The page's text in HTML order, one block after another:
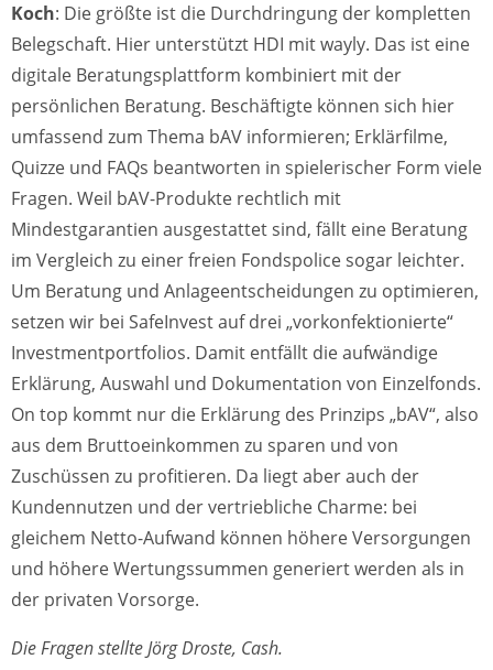
Koch: Die größte ist die Durchdringung der kompletten
Belegschaft. Hier unterstützt HDI mit wayly. Das ist eine
digitale Beratungsplattform kombiniert mit der
persönlichen Beratung. Beschäftigte können sich hier
umfassend zum Thema bAV informieren; Erklärfilme,
Quizze und FAQs beantworten in spielerischer Form viele
Fragen. Weil bAV-Produkte rechtlich mit
Mindestgarantien ausgestattet sind, fällt eine Beratung
im Vergleich zu einer freien Fondspolice sogar leichter.
Um Beratung und Anlageentscheidungen zu optimieren,
setzen wir bei SafeInvest auf drei „vorkonfektionierte“
Investmentportfolios. Damit entfällt die aufwändige
Erklärung, Auswahl und Dokumentation von Einzelfonds.
On top kommt nur die Erklärung des Prinzips „bAV“, also
aus dem Bruttoeinkommen zu sparen und von
Zuschüssen zu profitieren. Da liegt aber auch der
Kundennutzen und der vertriebliche Charme: bei
gleichem Netto-Aufwand können höhere Versorgungen
und höhere Wertungssummen generiert werden als in
der privaten Vorsorge.
Die Fragen stellte Jörg Droste, Cash.